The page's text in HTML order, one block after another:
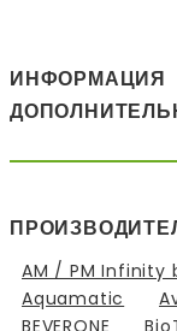
ИНФОРМАЦИЯ
AM / PM Infinity
Aquamatic
BEVERONE